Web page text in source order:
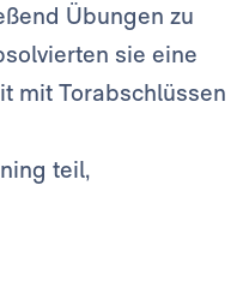
Übungen zu
sie eine
mit Torabschlüssen
teil,